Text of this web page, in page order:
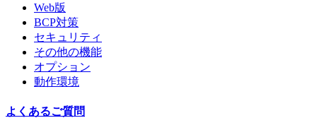
Web版
BCP対策
セキュリティ
その他の機能
オプション
動作環境
よくあるご質問